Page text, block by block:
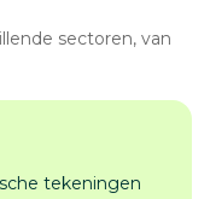
sectoren, van
tekeningen